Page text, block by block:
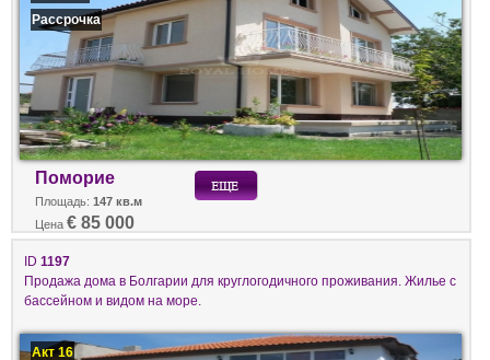
Рассрочка
Поморие
Площадь: 147 кв.м
Цена € 85 000
ID 1197
Продажа дома в Болгарии для круглогодичного проживания. Жилье с
бассейном и видом на море.
Акт 16